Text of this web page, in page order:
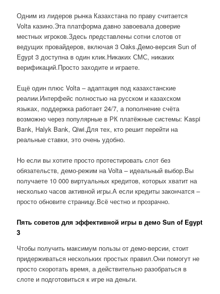
Одним из лидеров рынка Казахстана по праву считается
Volta казино.Эта платформа давно завоевала доверие
местных игроков.Здесь представлены сотни слотов от
ведущих провайдеров, включая 3 Oaks.Демо-версия Sun of
Egypt 3 доступна в один клик.Никаких СМС, никаких
верификаций.Просто заходите и играете.
Ещё один плюс Volta – адаптация под казахстанские
реалии.Интерфейс полностью на русском и казахском
языках, поддержка работает 24/7, а пополнение счёта
возможно через популярные в РК платёжные системы: Kaspi
Bank, Halyk Bank, Qiwi.Для тех, кто решит перейти на
реальные ставки, это очень удобно.
Но если вы хотите просто протестировать слот без
обязательств, демо-режим на Volta – идеальный выбор.Вы
получаете 10 000 виртуальных кредитов, которых хватит на
несколько часов активной игры.А если кредиты закончатся –
просто обновите страницу.Всё честно и прозрачно.
Пять советов для эффективной игры в демо Sun of Egypt
3
Чтобы получить максимум пользы от демо-версии, стоит
придерживаться нескольких простых правил.Они помогут не
просто скоротать время, а действительно разобраться в
слоте и подготовиться к игре на деньги.